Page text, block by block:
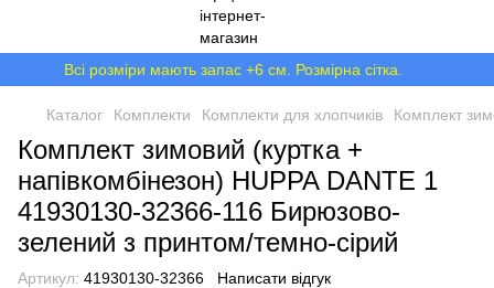
Всі розміри мають запас +6 см. Розмірна сітка.
Каталог Комплекти Комплекти для хлопчиків Комплект
Комплект зимовий (куртка +
напівкомбінезон) HUPPA DANTE 1
41930130-32366-116 Бирюзово-
зелений з принтом/темно-сірий
Артикул: 41930130-32366 Написати відгук